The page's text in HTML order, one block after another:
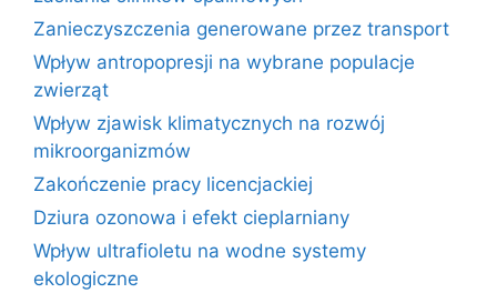
Zanieczyszczenia generowane przez transport
Wpływ antropopresji na wybrane populacje
zwierząt
Wpływ zjawisk klimatycznych na rozwój
mikroorganizmów
Zakończenie pracy licencjackiej
Dziura ozonowa i efekt cieplarniany
Wpływ ultrafioletu na wodne systemy
ekologiczne